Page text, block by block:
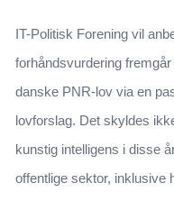
IT-Politisk Forening vil
forhåndsvurdering
danske PNR-lov via en
lovforslag. Det skyldes
kunstig intelligens i disse
offentlige sektor, inklusive